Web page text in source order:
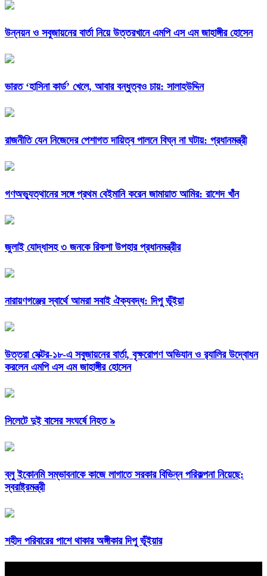
উন্নয়ন ও সবুজায়নের বার্তা নিয়ে উত্তরখানে এমপি এস এম জাহাঙ্গীর হোসেন
ভারত ‘হাসিনা কার্ড’ খেলে, আবার বন্ধুত্বও চায়: সালাহউদ্দিন
রাজনীতি যেন নিজেদের পেশাগত দায়িত্ব পালনে বিঘ্ন না ঘটায়: প্রধানমন্ত্রী
গণঅভ্যুত্থানের সঙ্গে প্রথম বেইমানি করেন জামায়াত আমির: রাশেদ খাঁন
জুলাই যোদ্ধাসহ ৩ জনকে রিকশা উপহার প্রধানমন্ত্রীর
নারায়ণগঞ্জের স্বার্থে আমরা সবাই ঐক্যবদ্ধ: দিপু ভূঁইয়া
উত্তরা সেক্টর-১৮-এ সবুজায়নের বার্তা, বৃক্ষরোপণ অভিযান ও র‍্যালির উদ্বোধন
করলেন এমপি এস এম জাহাঙ্গীর হোসেন
সিলেটে দুই বাসের সংঘর্ষে নিহত ৯
ব্লু ইকোনমি সম্ভাবনাকে কাজে লাগাতে সরকার বিভিন্ন পরিকল্পনা নিয়েছে:
স্বরাষ্ট্রমন্ত্রী
শহীদ পরিবারের পাশে থাকার অঙ্গীকার দিপু ভূঁইয়ার